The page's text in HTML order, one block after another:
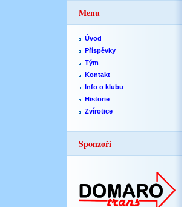
Menu
Úvod
Příspěvky
Tým
Kontakt
Info o klubu
Historie
Zvírotice
Sponzoři